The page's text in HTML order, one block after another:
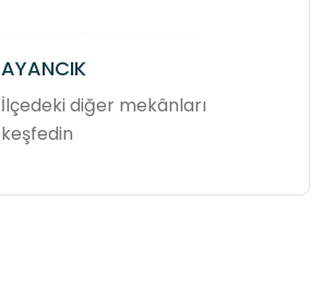
AYANCIK
İlçedeki diğer mekânları
keşfedin